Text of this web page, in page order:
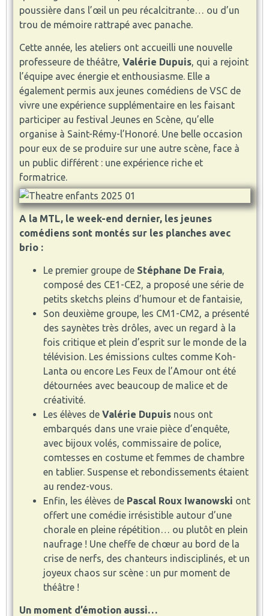
poussière dans l’œil un peu récalcitrante… ou d’un
trou de mémoire rattrapé avec panache.
Cette année, les ateliers ont accueilli une nouvelle
professeure de théâtre, Valérie Dupuis, qui a rejoint
l’équipe avec énergie et enthousiasme. Elle a
également permis aux jeunes comédiens de VSC de
vivre une expérience supplémentaire en les faisant
participer au festival Jeunes en Scène, qu’elle
organise à Saint-Rémy-l’Honoré. Une belle occasion
pour eux de se produire sur une autre scène, face à
un public différent : une expérience riche et
formatrice.
A la MTL, le week-end dernier, les jeunes
comédiens sont montés sur les planches avec
brio :
Le premier groupe de Stéphane De Fraia,
composé des CE1-CE2, a proposé une série de
petits sketchs pleins d’humour et de fantaisie,
Son deuxième groupe, les CM1-CM2, a présenté
des saynètes très drôles, avec un regard à la
fois critique et plein d’esprit sur le monde de la
télévision. Les émissions cultes comme Koh-
Lanta ou encore Les Feux de l’Amour ont été
détournées avec beaucoup de malice et de
créativité.
Les élèves de Valérie Dupuisnous ont
embarqués dans une vraie pièce d’enquête,
avec bijoux volés, commissaire de police,
comtesses en costume et femmes de chambre
en tablier. Suspense et rebondissements étaient
au rendez-vous.
Enfin, les élèves de Pascal Roux Iwanowski ont
offert une comédie irrésistible autour d’une
chorale en pleine répétition… ou plutôt en plein
naufrage ! Une cheffe de chœur au bord de la
crise de nerfs, des chanteurs indisciplinés, et un
joyeux chaos sur scène : un pur moment de
théâtre !
Un moment d’émotion aussi…